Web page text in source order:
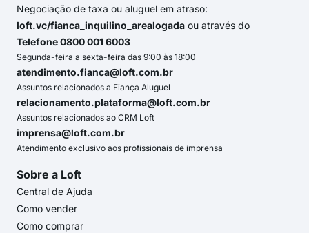
Negociação de taxa ou aluguel em atraso:
loft.vc/fianca_inquilino_arealogada ou através do
Telefone 0800 001 6003
Segunda-feira a sexta-feira das 9:00 às 18:00
atendimento.fianca@loft.com.br
Assuntos relacionados a Fiança Aluguel
relacionamento.plataforma@loft.com.br
Assuntos relacionados ao CRM Loft
imprensa@loft.com.br
Atendimento exclusivo aos profissionais de imprensa
Sobre a Loft
Central de Ajuda
Como vender
Como comprar